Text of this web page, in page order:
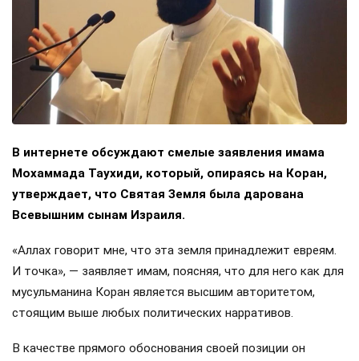
В интернете обсуждают смелые заявления имама
Мохаммада Таухиди, который, опираясь на Коран,
утверждает, что Святая Земля была дарована
Всевышним сынам Израиля.
«Аллах говорит мне, что эта земля принадлежит евреям.
И точка», — заявляет имам, поясняя, что для него как для
мусульманина Коран является высшим авторитетом,
стоящим выше любых политических нарративов.
В качестве прямого обоснования своей позиции он